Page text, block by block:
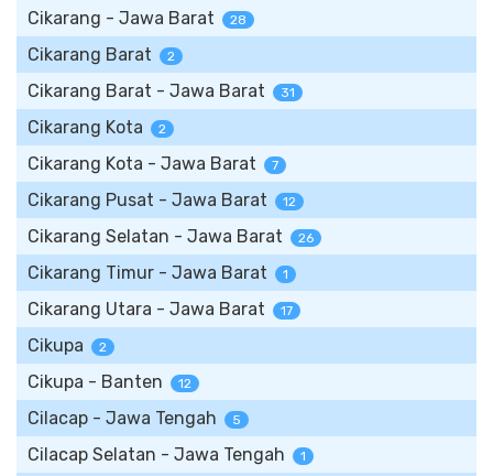
Cikarang - Jawa Barat 28
Cikarang Barat 2
Cikarang Barat - Jawa Barat 31
Cikarang Kota 2
Cikarang Kota - Jawa Barat 7
Cikarang Pusat - Jawa Barat 12
Cikarang Selatan - Jawa Barat 26
Cikarang Timur - Jawa Barat 1
Cikarang Utara - Jawa Barat 17
Cikupa 2
Cikupa - Banten 12
Cilacap - Jawa Tengah 5
Cilacap Selatan - Jawa Tengah 1